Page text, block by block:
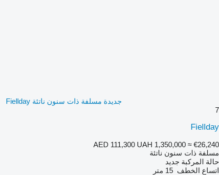
جديدة مسلفة ذات سنون ناتئة Fiellday
7
Fiellday
AED 111,300 UAH 1,350,000 ≈ €26,240
مسلفة ذات سنون ناتئة
حالة المركبة جديد
اتساع الخطف 15 متر